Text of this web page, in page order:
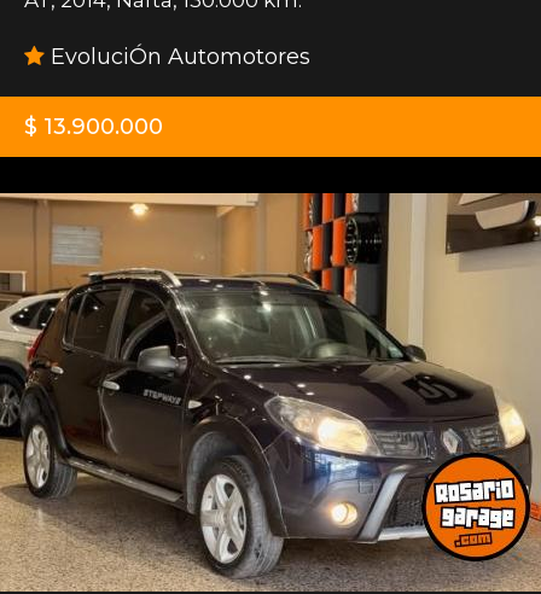
EvoluciÓn Automotores
$ 13.900.000